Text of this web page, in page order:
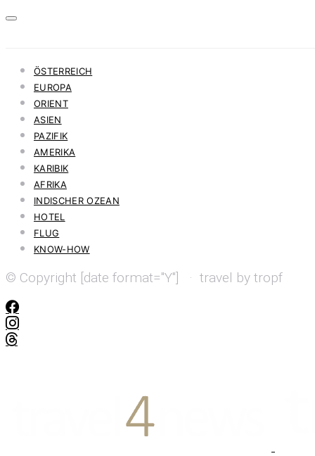
ÖSTERREICH
EUROPA
ORIENT
ASIEN
PAZIFIK
AMERIKA
KARIBIK
AFRIKA
INDISCHER OZEAN
HOTEL
FLUG
KNOW-HOW
© Copyright [date format="Y"] · travel by tropf